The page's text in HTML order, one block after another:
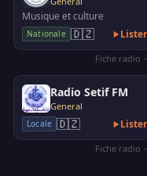
Musique et culture
Nationale 🇩🇿
Fiche radio
Radio Setif FM
General
Locale 🇩🇿
Fiche radio